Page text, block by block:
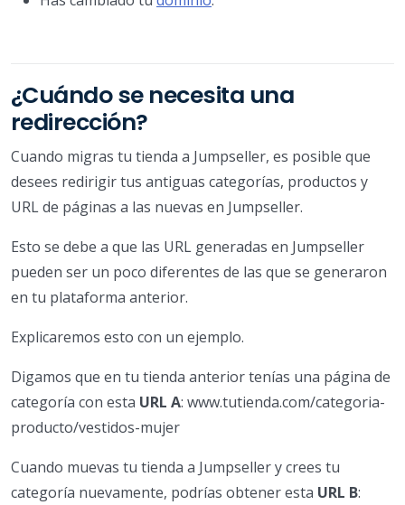
¿Cuándo se necesita una
redirección?
Cuando migras tu tienda a Jumpseller, es posible que
desees redirigir tus antiguas categorías, productos y
URL de páginas a las nuevas en Jumpseller.
Esto se debe a que las URL generadas en Jumpseller
pueden ser un poco diferentes de las que se generaron
en tu plataforma anterior.
Explicaremos esto con un ejemplo.
Digamos que en tu tienda anterior tenías una página de
categoría con esta URL A: www.tutienda.com/categoria-
producto/vestidos-mujer
Cuando muevas tu tienda a Jumpseller y crees tu
categoría nuevamente, podrías obtener esta URL B: